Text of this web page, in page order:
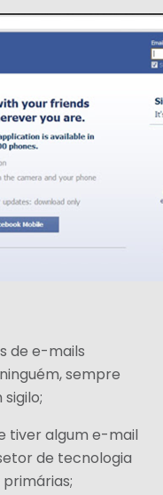
de e-mails
sempre
tiver algum e-mail
de tecnologia